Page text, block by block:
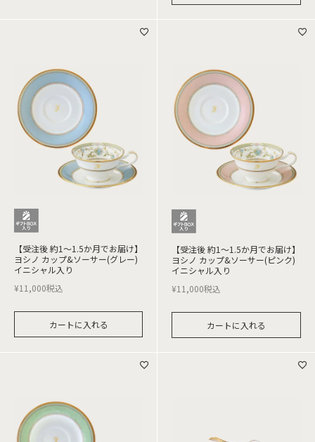
【受注後 約1～1.5か月でお届け】
ヨシノ カップ&ソーサー(グレー)
イニシャル入り
¥11,000税込
カートに入れる
【受注後 約1～1.5か月でお届け】
ヨシノ カップ&ソーサー(ピンク)
イニシャル入り
¥11,000税込
カートに入れる